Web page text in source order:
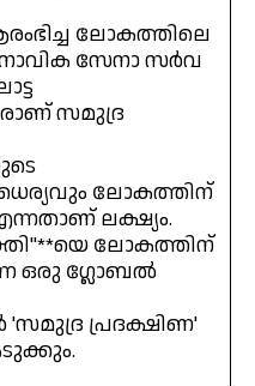
ലോകത്തിലെ
സേനാ സർവ
സമുദ്ര
ലോകത്തിന്
ലക്ഷ്യം.
ലോകത്തിന്
ഒരു ഗ്ലോബൽ
'സമുദ്ര പ്രദക്ഷിണ'